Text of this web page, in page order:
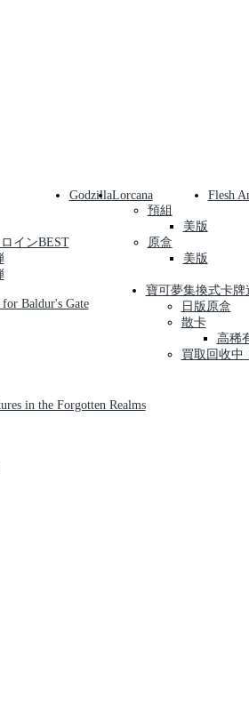
インBEST
GodzillaLorcana
預組
美版
原盒
美版
Flesh
Baldur's Gate
in the Forgotten Realms
寶可夢集換式卡牌
日版原盒
散卡
高稀
買取回收中